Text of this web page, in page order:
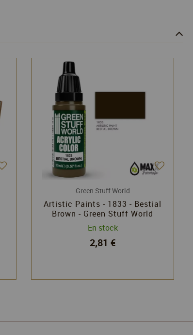
Green Stuff World
Artistic Paints - 1833 - Bestial
Brown - Green Stuff World
En stock
2,81 €